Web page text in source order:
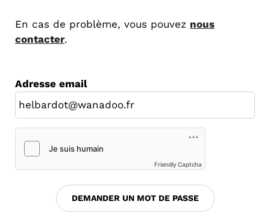
En cas de problème, vous pouvez nous
contacter.
Adresse email
Friendly Captcha